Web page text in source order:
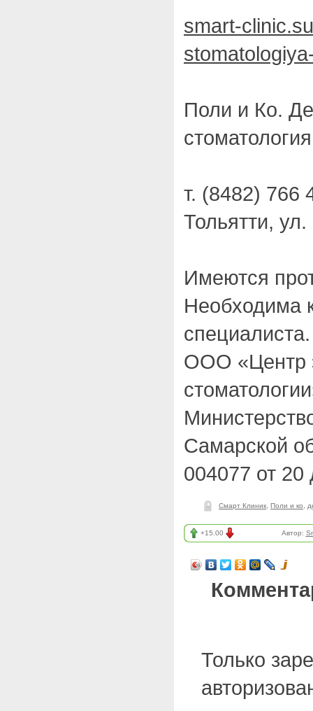
smart-
Поли и Ко.
т. (8482) 766
Тольятти,
Имеются
Необходима
специалиста.
ООО «Центр
Самарской
004077 от 20
Смарт Клиник Поли и ко
+15.00 Автор:
Только